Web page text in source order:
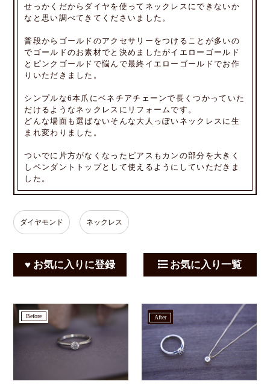
せっかくだからダイヤを使ってネックレスにできないか
なと思い調べてきてくださいました。
普段からゴールドのアクセサリーをつけることが多いの
でゴールドのお素材でと決めましたがイエローゴールド
とピンクゴールドで悩んで最終イエローゴールドでお作
りいただきました。
シンプルな6本爪にベネチアチェーンで長くつかっていた
だけるようなネックレスにリフォームです。
どんな場面も選ばないそんな大人っぽいネックレスに生
まれ変わりました。
ついでに片方がなくなったピアスもカンの部分を大きく
しペンダントトップとして使えるようにしていただきま
した。
ダイヤモンド ネックレス
♥ お気に入りに登録 お気に入り一覧
before after